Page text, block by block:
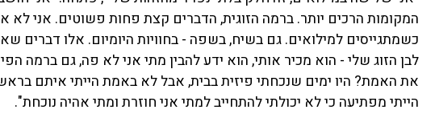
המקומות הרכים יותר. ברמה הזוגית, הדברים קצת פחות פשוטים. אני לא
כשמתגייסים למילואים. גם בשיח, בשפה - בחוויות היומיום. אלו דברים
לבן הזוג שלי - הוא מכיר אותי, הוא ידע להבין מתי אני לא פה, גם ברמה
את האמת? היו ימים שנכחתי פיזית בבית, אבל לא באמת הייתי איתם
הייתי מפתיעה כי לא יכולתי להתחייב למתי אני חוזרת ומתי אהיה נוכחת".